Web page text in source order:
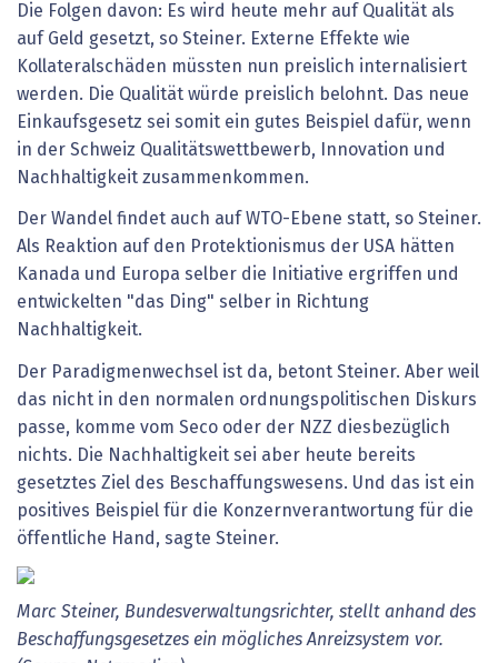
Die Folgen davon: Es wird heute mehr auf Qualität als
auf Geld gesetzt, so Steiner. Externe Effekte wie
Kollateralschäden müssten nun preislich internalisiert
werden. Die Qualität würde preislich belohnt. Das neue
Einkaufsgesetz sei somit ein gutes Beispiel dafür, wenn
in der Schweiz Qualitätswettbewerb, Innovation und
Nachhaltigkeit zusammenkommen.
Der Wandel findet auch auf WTO-Ebene statt, so Steiner.
Als Reaktion auf den Protektionismus der USA hätten
Kanada und Europa selber die Initiative ergriffen und
entwickelten "das Ding" selber in Richtung
Nachhaltigkeit.
Der Paradigmenwechsel ist da, betont Steiner. Aber weil
das nicht in den normalen ordnungspolitischen Diskurs
passe, komme vom Seco oder der NZZ diesbezüglich
nichts. Die Nachhaltigkeit sei aber heute bereits
gesetztes Ziel des Beschaffungswesens. Und das ist ein
positives Beispiel für die Konzernverantwortung für die
öffentliche Hand, sagte Steiner.
Marc Steiner, Bundesverwaltungsrichter, stellt anhand des
Beschaffungsgesetzes ein mögliches Anreizsystem vor.